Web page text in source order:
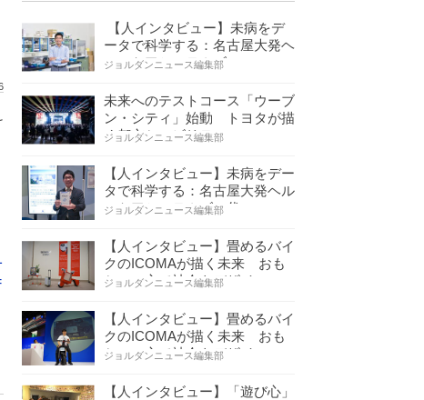
【人インタビュー】未病をデ
ータで科学する：名古屋大発ヘ
ルスケアシステムズの…
ジョルダンニュース編集部
未来へのテストコース「ウーブ
ン・シティ」始動 トヨタが描
く都市とモビリティの…
ジョルダンニュース編集部
【人インタビュー】未病をデー
タで科学する：名古屋大発ヘル
スケアシステムズの代…
ジョルダンニュース編集部
【人インタビュー】畳めるバイ
クのICOMAが描く未来 おも
ちゃの心で社会をデザイ…
ジョルダンニュース編集部
【人インタビュー】畳めるバイ
クのICOMAが描く未来 おも
ちゃの心で社会をデザイ…
ジョルダンニュース編集部
【人インタビュー】「遊び心」